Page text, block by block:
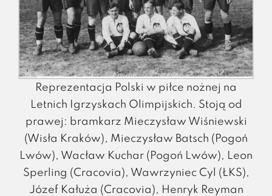
Reprezentacja Polski w piłce nożnej na
Letnich Igrzyskach Olimpijskich. Stoją od
prawej: bramkarz Mieczysław Wiśniewski
(Wisła Kraków), Mieczysław Batsch (Pogoń
Lwów), Wacław Kuchar (Pogoń Lwów), Leon
Sperling (Cracovia), Wawrzyniec Cyl (ŁKS),
Józef Kałuża (Cracovia), Henryk Reyman